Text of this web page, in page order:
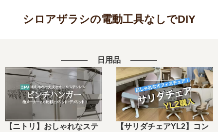
シロアザラシの電動工具なしでDIY
日用品
【ニトリ】おしゃれなステ
【サリダチェアYL2】コン